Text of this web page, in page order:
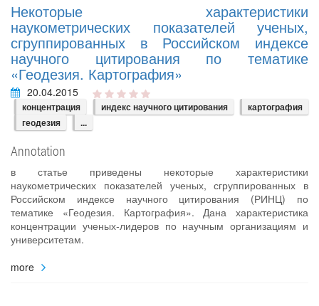
Некоторые характеристики
наукометрических показателей ученых,
сгруппированных в Российском индексе
научного цитирования по тематике
«Геодезия. Картография»
20.04.2015
концентрация индекс научного цитирования
картография
геодезия
...
Annotation
в статье приведены некоторые характеристики
наукометрических показателей ученых, сгруппированных в
Российском индексе научного цитирования (РИНЦ) по
тематике «Геодезия. Картография». Дана характеристика
концентрации ученых‐лидеров по научным организациям и
университетам.
more